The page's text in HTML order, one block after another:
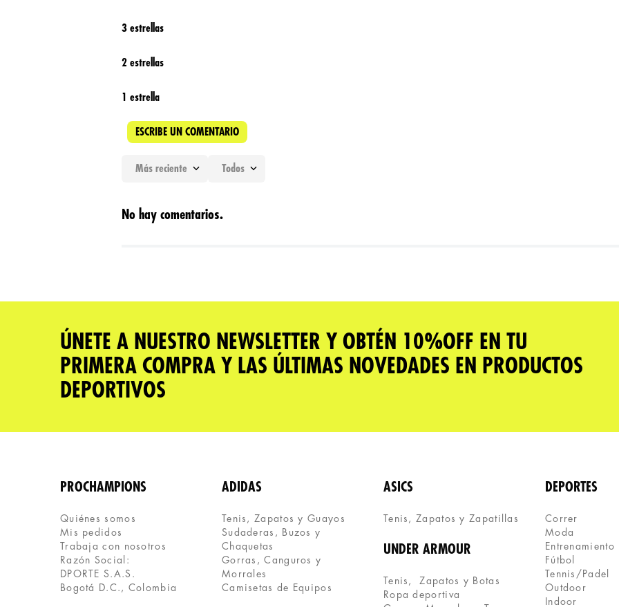
3 estrellas
2 estrellas
1 estrella
ESCRIBE UN COMENTARIO
★★★★★
Dirección de email
ENVIAR COMENTARIO
Más reciente Todos
No hay comentarios.
ÚNETE A NUESTRO NEWSLETTER Y OBTÉN 10%OFF EN TU
PRIMERA COMPRA Y LAS ÚLTIMAS NOVEDADES EN PRODUCTOS
DEPORTIVOS
PROCHAMPIONS
Quiénes somos
Mis pedidos
Trabaja con nosotros
Razón Social:
DPORTE S.A.S.
Bogotá D.C., Colombia
ADIDAS
Tenis, Zapatos y Guayos
Sudaderas, Buzos y
Chaquetas
Gorras, Canguros y
Morrales
Camisetas de Equipos
ASICS
Tenis, Zapatos y Zapatillas
UNDER ARMOUR
Tenis,  Zapatos y Botas
Ropa deportiva
DEPORTES
Correr
Moda
Entrenamiento
Fútbol
Tennis/Padel
Outdoor
Indoor